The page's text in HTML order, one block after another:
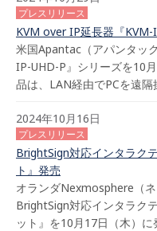
プレスリリース
KVM over IP延長器『
米国Apantac（アパンタッ
IP-UHD-P』シリーズを10
品は、LAN経由でPCを遠
2024年10月16日
プレスリリース
BrightSign対応インタラク
ト』発売
オランダNexmosphere（
BrightSign対応インタラク
ット』を10月17日（木）